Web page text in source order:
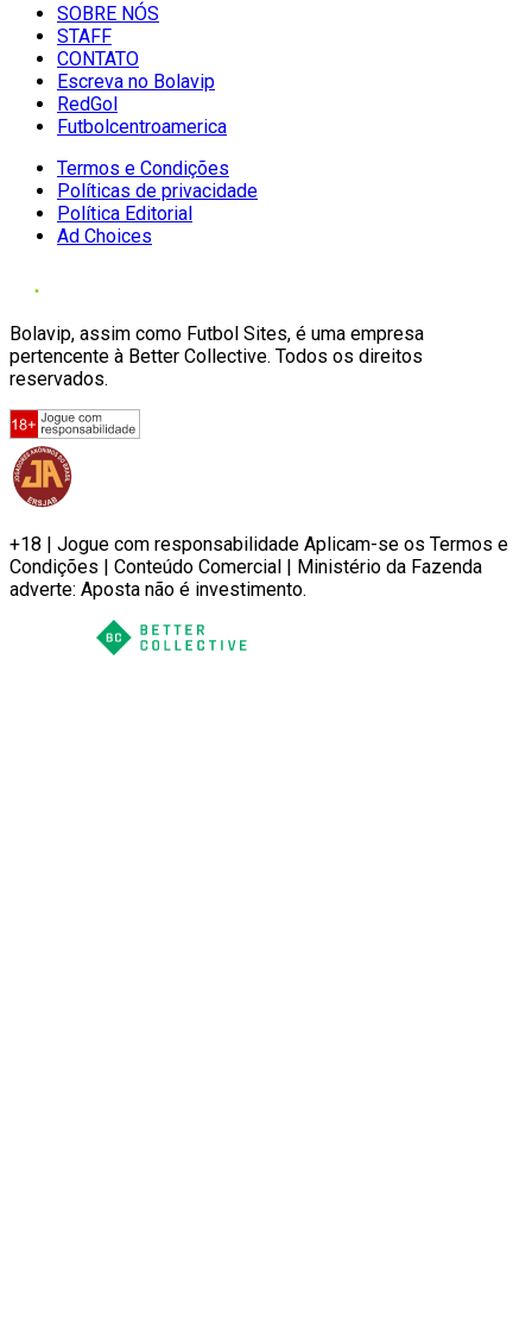
SOBRE NÓS
STAFF
CONTATO
Escreva no Bolavip
RedGol
Futbolcentroamerica
Termos e Condições
Políticas de privacidade
Política Editorial
Ad Choices
Bolavip, assim como Futbol Sites, é uma empresa
pertencente à Better Collective. Todos os direitos
reservados.
+18 | Jogue com responsabilidade Aplicam-se os Termos e
Condições | Conteúdo Comercial | Ministério da Fazenda
adverte: Aposta não é investimento.